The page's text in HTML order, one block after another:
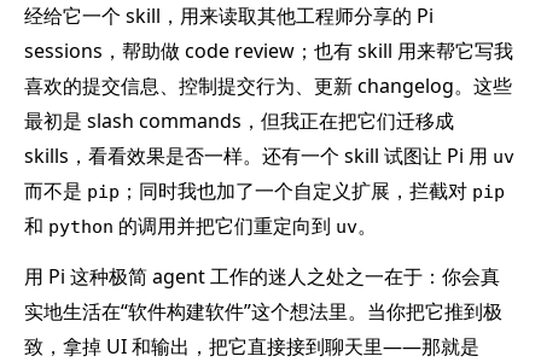
经给它一个 skill，用来读取其他工程师分享的 Pi
sessions，帮助做 code review；也有 skill 用来帮它写我
喜欢的提交信息、控制提交行为、更新 changelog。这些
最初是 slash commands，但我正在把它们迁移成
skills，看看效果是否一样。还有一个 skill 试图让 Pi 用 uv
而不是 pip ；同时我也加了一个自定义扩展，拦截对 pip
和 python 的调用并把它们重定向到 uv。
用 Pi 这种极简 agent 工作的迷人之处之一在于：你会真
实地生活在“软件构建软件”这个想法里。当你把它推到极
致，拿掉 UI 和输出，把它直接接到聊天里——那就是